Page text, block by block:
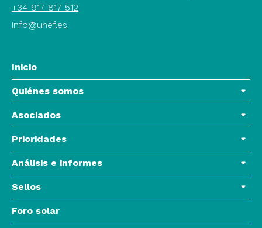
+34 917 817 512
info@unef.es
Inicio
Quiénes somos
Asociados
Prioridades
Análisis e informes
Sellos
Foro solar